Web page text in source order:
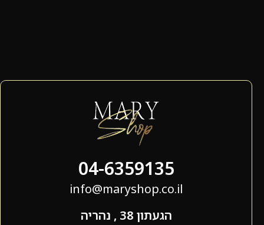
04-6359135
info@maryshop.co.il
הגעתון 38 , נהריה